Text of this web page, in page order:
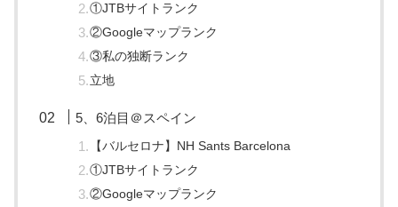
①JTBサイトランク
②Googleマップランク
③私の独断ランク
立地
5、6泊目＠スペイン
【バルセロナ】NH Sants Barcelona
①JTBサイトランク
②Googleマップランク